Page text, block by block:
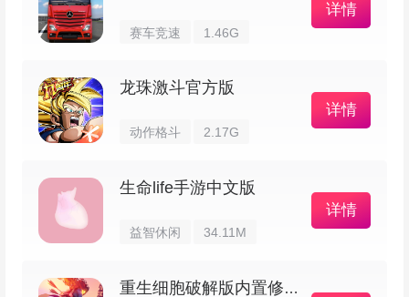
3、挑个国家来操控；
赛车竞速 1.46G
详情
龙珠激斗官方版
动作格斗 2.17G
详情
生命life手游中文版
益智休闲 34.11M
详情
重生细胞破解版内置修改器